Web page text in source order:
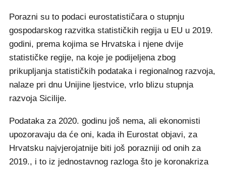
Porazni su to podaci eurostatističara o stupnju
gospodarskog razvitka statističkih regija u EU u 2019.
godini, prema kojima se Hrvatska i njene dvije
statističke regije, na koje je podijeljena zbog
prikupljanja statističkih podataka i regionalnog razvoja,
nalaze pri dnu Unijine ljestvice, vrlo blizu stupnja
razvoja Sicilije.
Podataka za 2020. godinu još nema, ali ekonomisti
upozoravaju da će oni, kada ih Eurostat objavi, za
Hrvatsku najvjerojatnije biti još porazniji od onih za
2019., i to iz jednostavnog razloga što je koronakriza